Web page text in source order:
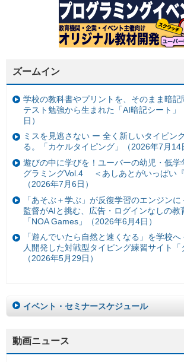
ズームイン
学校の教科書やプリントを、そのまま暗
テスト勉強から生まれた「AI暗記シート」
日）
ミスを見逃さない ー 全く新しいタイピン
る。「カケルタイピング」（2026年7月14
遊びの中に学びを！ユーバーの幼児・低学
グラミングVol.4 ＜あしあとがいっぱい
（2026年7月6日）
「あそぶ＋学ぶ」が反復学習のエンジン
監督がAIと挑む、広告・ログインなしの教
「NOA Games」（2026年6月4日）
「遊んでいたら自然と速くなる」を学校
人開発した対戦型タイピング練習サイト「
（2026年5月29日）
イベント・セミナースケジュール
動画ニュース